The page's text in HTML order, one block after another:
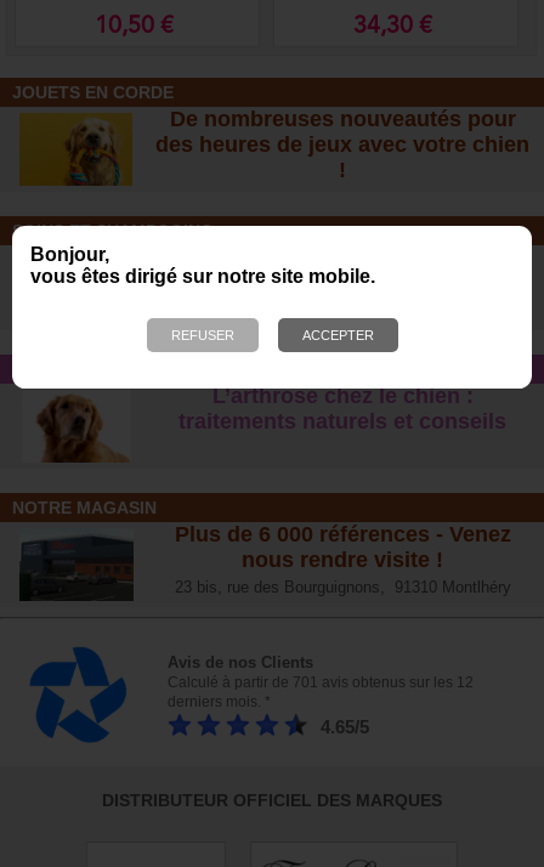
Bonjour,
vous êtes dirigé sur notre site mobile.
10,50 € 34,30 €
JOUETS EN CORDE
De nombreuses nouveautés pour
des heures de jeux avec votre chien
!
SOINS ET SHAMPOOING
votre chien !
L’arthrose chez le chien :
traitements naturels et conseil s
NOTRE MAGASIN
Plus de 6 000 références - Venez
nous rendre visite !
23 bis, rue des Bourguignons, 91310 Montlhéry
Avis de nos Clients
Calculé à partir de 701 avis obtenus sur les 12
derniers mois. *
4.65/5
DISTRIBUTEUR OFFICIEL DES MARQUES